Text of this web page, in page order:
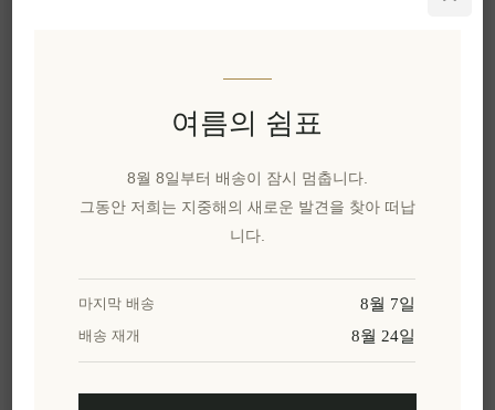
라복 페이스 선스크린
30 SPF, 50ml
라복 스킨 라이트닝 크
여름의 쉼표
8월 8일부터 배송이 잠시 멈춥니다.
그동안 저희는 지중해의 새로운 발견을 찾아 떠납
니다.
마지막 배송 8월 7일
배송 재개 8월 24일